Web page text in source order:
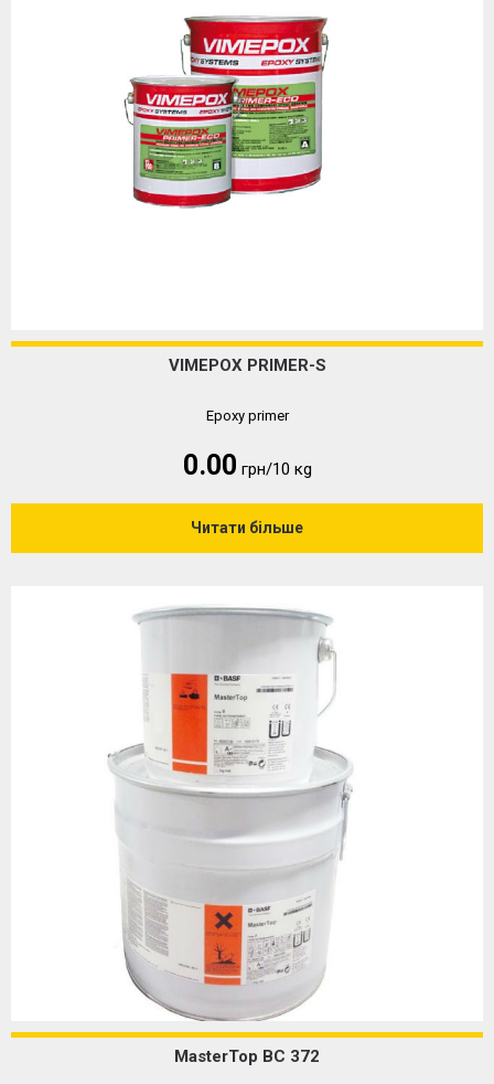
VIMEPOX PRIMER-S
Epoxy primer
0.00 грн/10 кg
Читати більше
MasterTop BC 372